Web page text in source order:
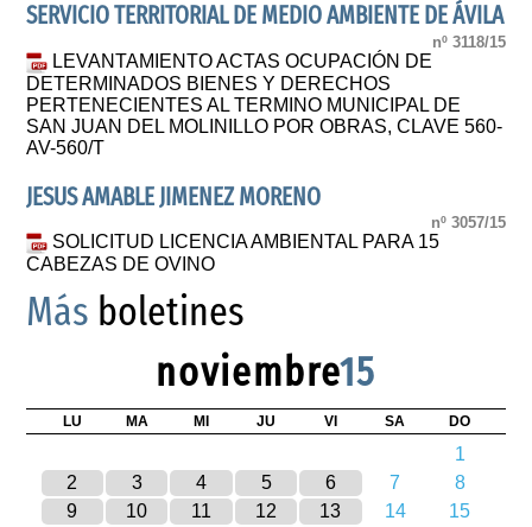
SERVICIO TERRITORIAL DE MEDIO AMBIENTE DE ÁVILA
nº 3118/15
LEVANTAMIENTO ACTAS OCUPACIÓN DE
DETERMINADOS BIENES Y DERECHOS
PERTENECIENTES AL TERMINO MUNICIPAL DE
SAN JUAN DEL MOLINILLO POR OBRAS, CLAVE 560-
AV-560/T
JESUS AMABLE JIMENEZ MORENO
nº 3057/15
SOLICITUD LICENCIA AMBIENTAL PARA 15
CABEZAS DE OVINO
Más boletines
noviembre15
LU MA MI JU VI SA DO
1
2
3 4 5 6 7
8
9
10 11 12 13 14
15